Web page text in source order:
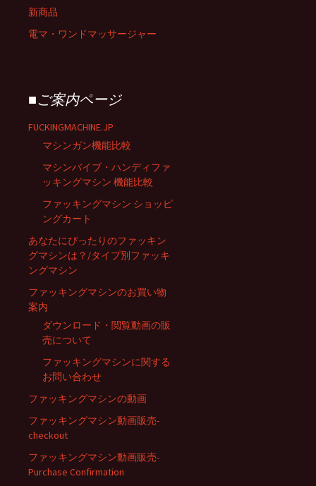
新商品
電マ・ワンドマッサージャー
■ご案内ページ
FUCKINGMACHINE.JP
マシンガン機能比較
マシンバイブ・ハンディファ
ッキングマシン 機能比較
ファッキングマシン ショッピ
ングカート
あなたにぴったりのファッキン
グマシンは？/タイプ別ファッキ
ングマシン
ファッキングマシンのお買い物
案内
ダウンロード・閲覧動画の販
売について
ファッキングマシンに関する
お問い合わせ
ファッキングマシンの動画
ファッキングマシン動画販売-
checkout
ファッキングマシン動画販売-
Purchase Confirmation